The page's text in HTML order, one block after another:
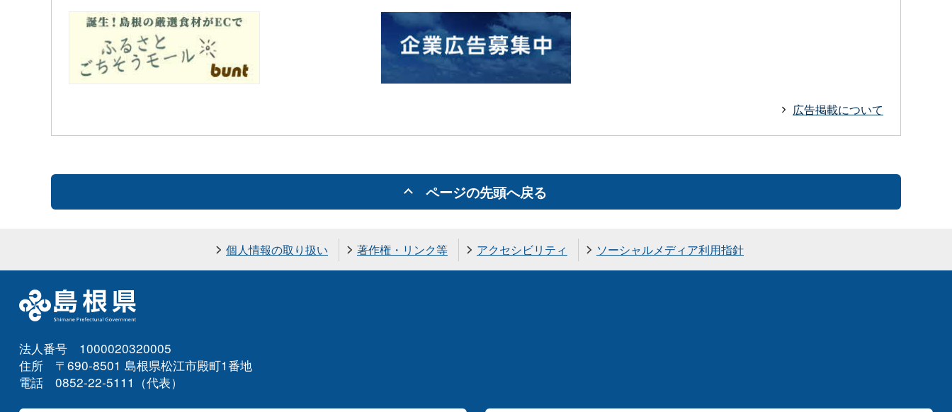
広告掲載について
ページの先頭へ戻る
個人情報の取り扱い 著作権・リンク等 アクセシビリティ ソーシャルメディア利用指針
法人番号 1000020320005
住所 〒690-8501 島根県松江市殿町1番地
電話 0852-22-5111（代表）